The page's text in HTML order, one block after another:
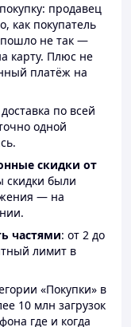
продавец
как покупатель
пошло не так —
карту. Плюс не
платёж на
по всей
одной
скидки от
скидки были
— на
частями: от 2 до
лимит в
«Покупки» в
10 млн загрузок
где и когда